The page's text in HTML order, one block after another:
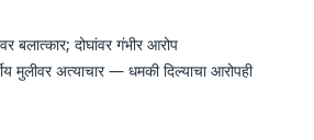
बलात्कार; दोघांवर गंभीर आरोप
मुलीवर अत्याचार — धमकी दिल्याचा आरोपही